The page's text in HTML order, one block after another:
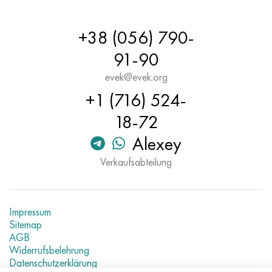
+38 (056) 790-
91-90
evek@evek.org
+1 (716) 524-
18-72
Alexey
Verkaufsabteilung
Impressum
Sitemap
AGB
Widerrufsbelehrung
Datenschutzerklärung
Hastelloy C2000
45H, 45h, 1.7035
45HN2MFA, k2425, 45hnmf
А40G, 44smn28, 1.0762, 46s20